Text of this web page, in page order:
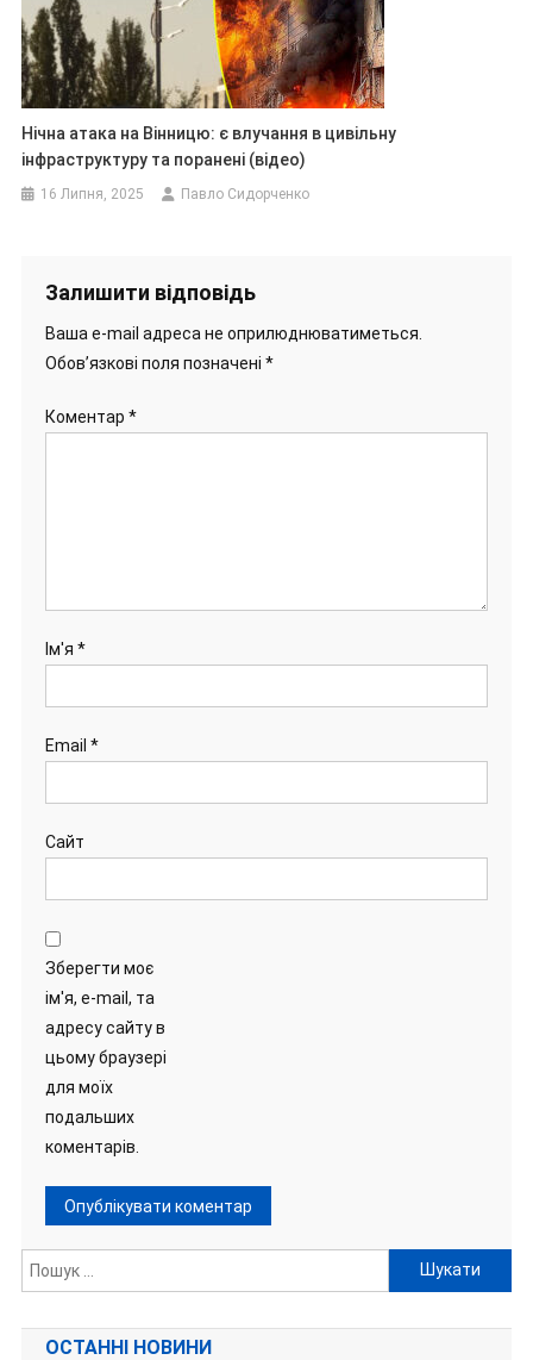
Нічна атака на Вінницю: є влучання в цивільну
інфраструктуру та поранені (відео)
16 Липня, 2025 Павло Сидорченко
Залишити відповідь
Ваша e-mail адреса не оприлюднюватиметься.
Обов’язкові поля позначені *
Коментар *
Ім'я *
Email *
Сайт
Зберегти моє
ім'я, e-mail, та
адресу сайту в
цьому браузері
для моїх
подальших
коментарів.
Пошук:
ОСТАННІ НОВИНИ